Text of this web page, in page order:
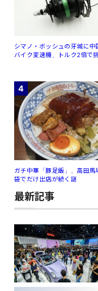
シマノ・ボッシュの牙城に
バイク変速機、トルク2倍で
4
ガチ中華「豚足飯」、高田馬
袋でだけ出店が続く謎
最新記事